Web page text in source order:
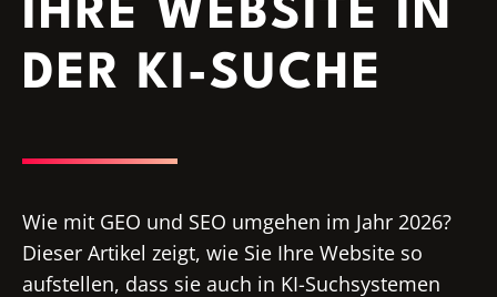
IHRE WEBSITE IN
DER KI-SUCHE
Wie mit GEO und SEO umgehen im Jahr 2026?
Dieser Artikel zeigt, wie Sie Ihre Website so
aufstellen, dass sie auch in KI-Suchsystemen